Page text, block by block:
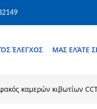
ΈΛΕΓΧΟΣ ΜΑΣ ΕΛΆΤΕ
καμερών κιβωτίων